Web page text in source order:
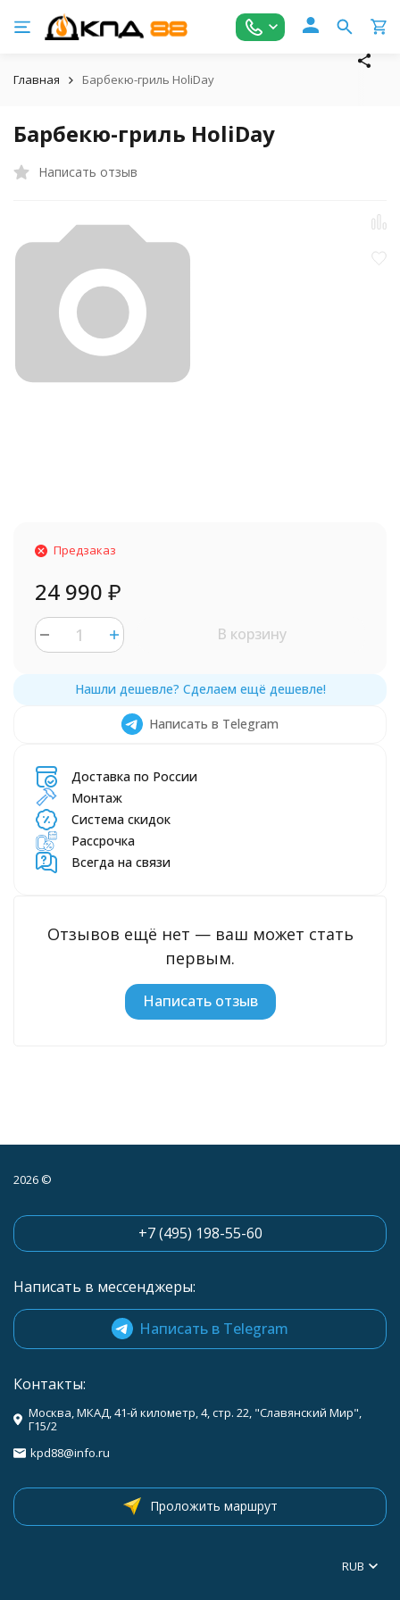
Главная Барбекю-гриль HoliDay
Барбекю-гриль HoliDay
Написать отзыв
Предзаказ
24 990 ₽
В корзину
Написать в Telegram
Доставка по России
Монтаж
Система скидок
Рассрочка
Всегда на связи
Отзывов ещё нет — ваш может стать
первым.
Написать отзыв
2026 ©
+7 (495) 198-55-60
Написать в мессенджеры:
Написать в Telegram
Контакты:
Москва, МКАД, 41-й километр, 4, стр. 22, "Славянский Мир",
Г15/2
kpd88@info.ru
Проложить маршрут
RUB